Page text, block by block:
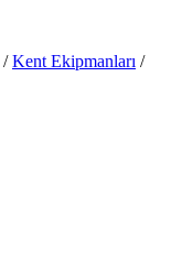
/Kent Ekipmanları /